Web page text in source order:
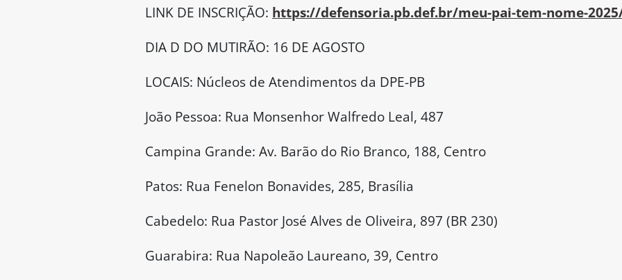
LINK DE INSCRIÇÃO: https://defensoria.pb.def.br/meu-pai-tem-nome-
DIA D DO MUTIRÃO: 16 DE AGOSTO
LOCAIS: Núcleos de Atendimentos da DPE-PB
João Pessoa: Rua Monsenhor Walfredo Leal, 487
Campina Grande: Av. Barão do Rio Branco, 188, Centro
Patos: Rua Fenelon Bonavides, 285, Brasília
Cabedelo: Rua Pastor José Alves de Oliveira, 897 (BR 230)
Guarabira: Rua Napoleão Laureano, 39, Centro